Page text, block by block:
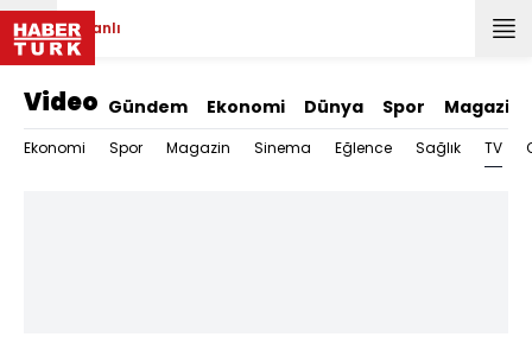
Canlı
Video Gündem Ekonomi Dünya Spor Magazin
Ekonomi Spor Magazin Sinema Eğlence Sağlık TV